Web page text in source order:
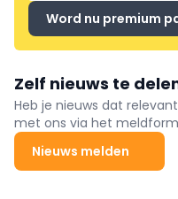
Word nu premium
Zelf nieuws te
Heb je nieuws dat
met ons via het
Nieuws melden